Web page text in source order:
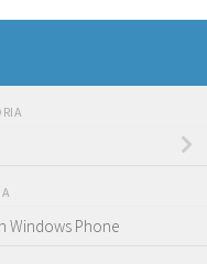
Windows Phone